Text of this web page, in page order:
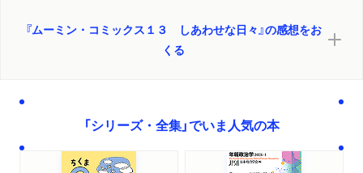
『ムーミン・コミックス１３ しあわせな日々』の感想をお
くる
「シリーズ・全集」でいま人気の本